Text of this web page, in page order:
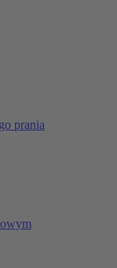
prania